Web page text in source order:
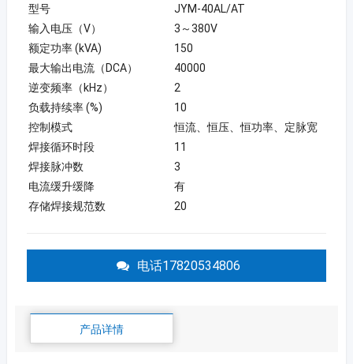
型号
JYM-40AL/AT
输入电压（V）
3～380V
额定功率 (kVA)
150
最大输出电流（DCA）
40000
逆变频率（kHz）
2
负载持续率 (%)
10
控制模式
恒流、恒压、恒功率、定脉宽
焊接循环时段
11
焊接脉冲数
3
电流缓升缓降
有
存储焊接规范数
20
电话17820534806
产品详情